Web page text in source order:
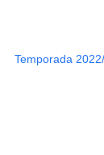
Temporada